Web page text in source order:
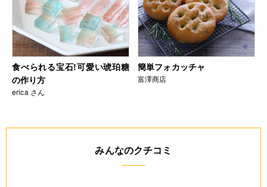
食べられる宝石!可愛い琥珀糖
の作り方
erica さん
簡単フォカッチャ
富澤商店
みんなのクチコミ